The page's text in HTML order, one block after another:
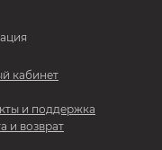
кабинет
и поддержка
и возврат